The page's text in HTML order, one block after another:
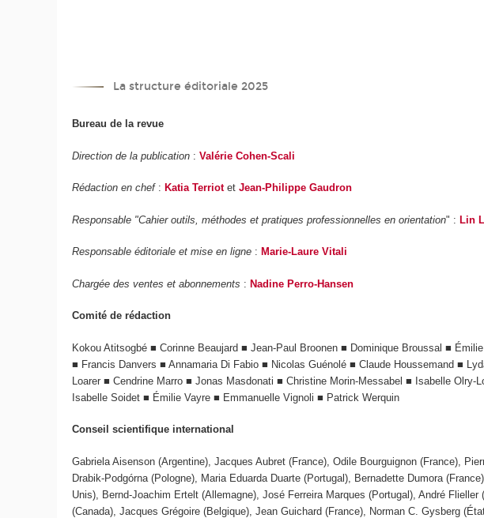
La structure éditoriale 2025
Bureau de la revue
Direction de la publication :Valérie Cohen-Scali
Rédaction en chef: Katia Terriot et Jean-Philippe Gaudron
Responsable "Cahier outils, méthodes et pratiques professionnelles en orientation" :Lin
Responsable éditoriale et mise en ligne : Marie-Laure Vitali
Chargée des ventes et abonnements :Nadine Perro-Hansen
Comité de rédaction
Kokou Atitsogbé ■ Corinne Beaujard ■ Jean-Paul Broonen ■ Dominique Broussal ■
■ Francis Danvers ■ Annamaria Di Fabio ■ Nicolas Guénolé ■ Claude Houssemand ■
Loarer ■ Cendrine Marro ■ Jonas Masdonati ■ Christine Morin-Messabel ■ Isabelle
Isabelle Soidet ■ Émilie Vayre ■ Emmanuelle Vignoli ■ Patrick Werquin
Conseil scientifique international
Gabriela Aisenson (Argentine), Jacques Aubret (France), Odile Bourguignon (France),
Drabik-Podgórna (Pologne), Maria Eduarda Duarte (Portugal), Bernadette Dumora
Unis), Bernd-Joachim Ertelt (Allemagne), José Ferreira Marques (Portugal), André
(Canada), Jacques Grégoire (Belgique), Jean Guichard (France), Norman C. Gysberg